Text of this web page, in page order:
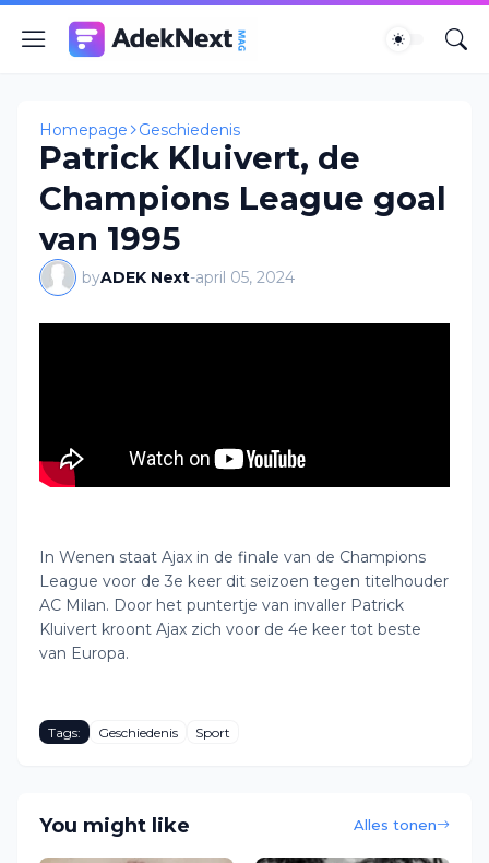
Homepage Geschiedenis
Patrick Kluivert, de
Champions League goal
van 1995
byADEK Next-april 05, 2024
In Wenen staat Ajax in de finale van de Champions
League voor de 3e keer dit seizoen tegen titelhouder
AC Milan. Door het puntertje van invaller Patrick
Kluivert kroont Ajax zich voor de 4e keer tot beste
van Europa.
Tags: Geschiedenis Sport
You might like Alles tonen